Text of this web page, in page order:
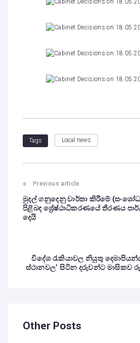
Tags Local news
Previous article
මුදල් ගනුදෙනු වාර්තා කිරීමේ
පිළිබඳ ශ්‍රේෂ්ඨාධිකරණයේ තීරණය
දෙයි
විදේශ රැකියාවල නියුතු
ස්ථානවල’ සිටින දරුවන්ට මාසිකව
Other Posts